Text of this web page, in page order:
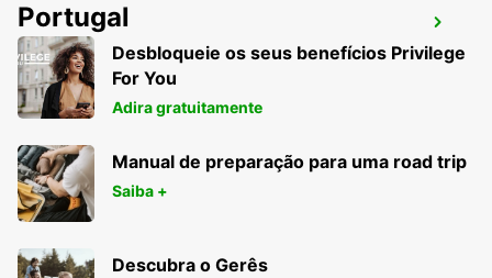
KIRCHBERG BURGDORF
KIRCHBERG - SWITZERLAND
Portugal
Desbloqueie os seus benefícios Privilege
For You
Adira gratuitamente
Manual de preparação para uma road trip
Saiba +
Descubra o Gerês